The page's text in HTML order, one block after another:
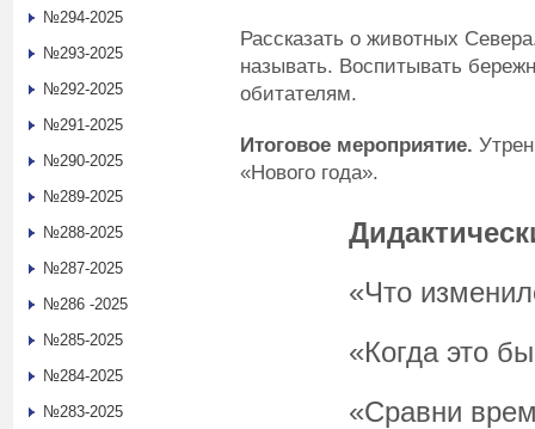
Рассказать о животных
называть. Воспитывать
обитателям.
Итоговое мероприятие.
«Нового года».
«Что
«Когда это
«Сравни
№294-2025
№293-2025
№292-2025
№291-2025
№290-2025
№289-2025
№288-2025
№287-2025
№286 -2025
№285-2025
№284-2025
№283-2025